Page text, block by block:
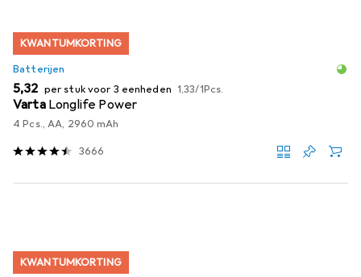
KWANTUMKORTING
Batterijen
EUR
5,32 per stuk voor 3 eenheden EUR
1,33/1Pcs.
Varta Longlife Power
4 Pcs., AA, 2960 mAh
3666
KWANTUMKORTING